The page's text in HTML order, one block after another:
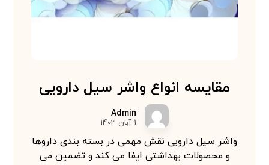
مقایسه انواع واشر سیل دارویی
Admin
1 آبان 1403
واشر سیل دارویی نقش مهمی در بسته بندی داروها
و محصولات بهداشتی ایفا می کند و تضمین می